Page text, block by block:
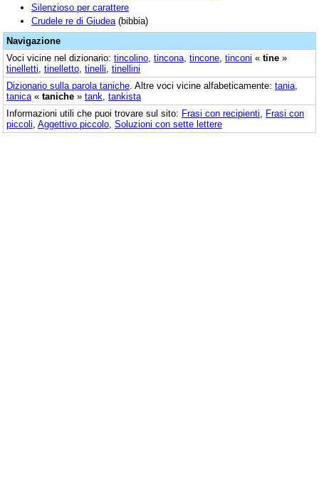
Silenzioso per carattere
Crudele re di Giudea (bibbia)
Navigazione
Voci vicine nel dizionario: tincolino tincona tincone tinconi « tine »
tinelletti tinelletto tinelli tinellini
Dizionario sulla parola taniche . Altre voci vicine alfabeticamente: tania
tanica « taniche » tank tankista
Informazioni utili che puoi trovare sul sito: Frasi con recipienti
Frasi con
piccoli Aggettivo piccolo Soluzioni con sette lettere